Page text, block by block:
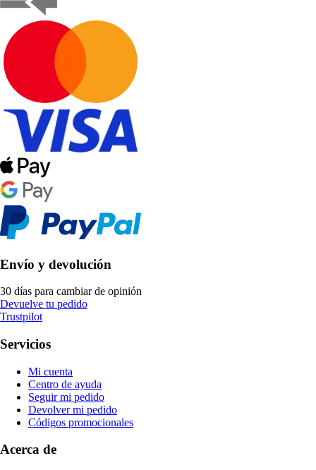
Envío y devolución
30 días para cambiar de opinión
Devuelve tu pedido
Trustpilot
Servicios
Mi cuenta
Centro de ayuda
Seguir mi pedido
Devolver mi pedido
Códigos promocionales
Acerca de